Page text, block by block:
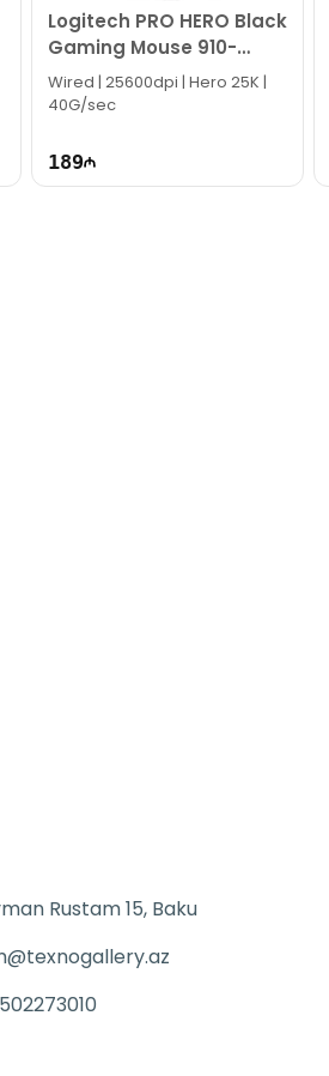
Logitech PRO HERO Black
Gaming Mouse 910-
005440
Wired | 25600dpi | Hero 25K |
40G/sec
189
Rustam 15, Baku